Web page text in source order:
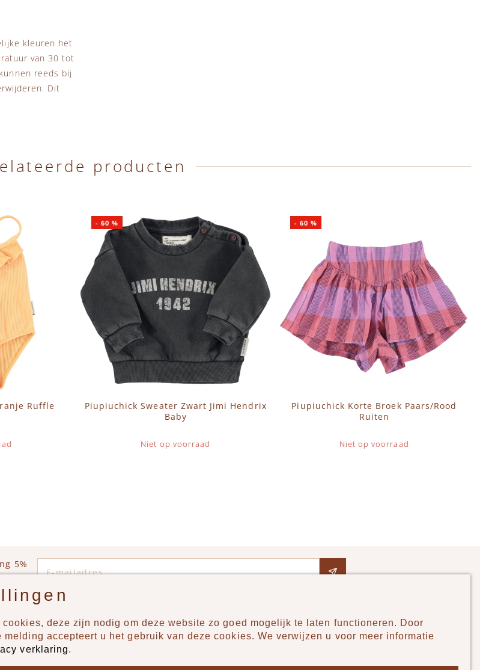
kleuren het
van 30 tot
reeds bij
Dit
producten
Ruffle
Piupiuchick Sweater Zwart Jimi Hendrix
Baby
Niet op voorraad
-60 %
Piupiuchick Korte Broek Paars/Rood
Ruiten
Niet op voorraad
- 60 %
5%
Producten Pudilo
deze zijn nodig om deze website zo goed mogelijk te laten functioneren. Door
melding accepteert u het gebruik van deze cookies. We verwijzen u voor meer informatie
verklaring.